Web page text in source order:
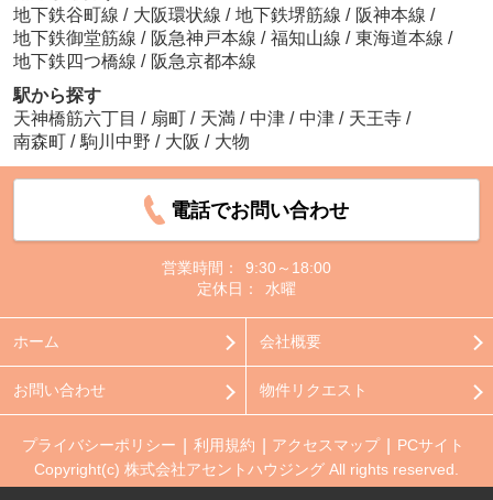
地下鉄谷町線 / 大阪環状線 / 地下鉄堺筋線 / 阪神本線 /
地下鉄御堂筋線 / 阪急神戸本線 / 福知山線 / 東海道本線 /
地下鉄四つ橋線 / 阪急京都本線
駅から探す
天神橋筋六丁目 / 扇町 / 天満 / 中津 / 中津 / 天王寺 /
南森町 / 駒川中野 / 大阪 / 大物
電話でお問い合わせ
営業時間：
9:30～18:00
定休日：
水曜
ホーム 会社概要
お問い合わせ 物件リクエスト
プライバシーポリシー 利用規約 アクセスマップ
PCサイト
Copyright(c) 株式会社アセントハウジング All rights reserved.